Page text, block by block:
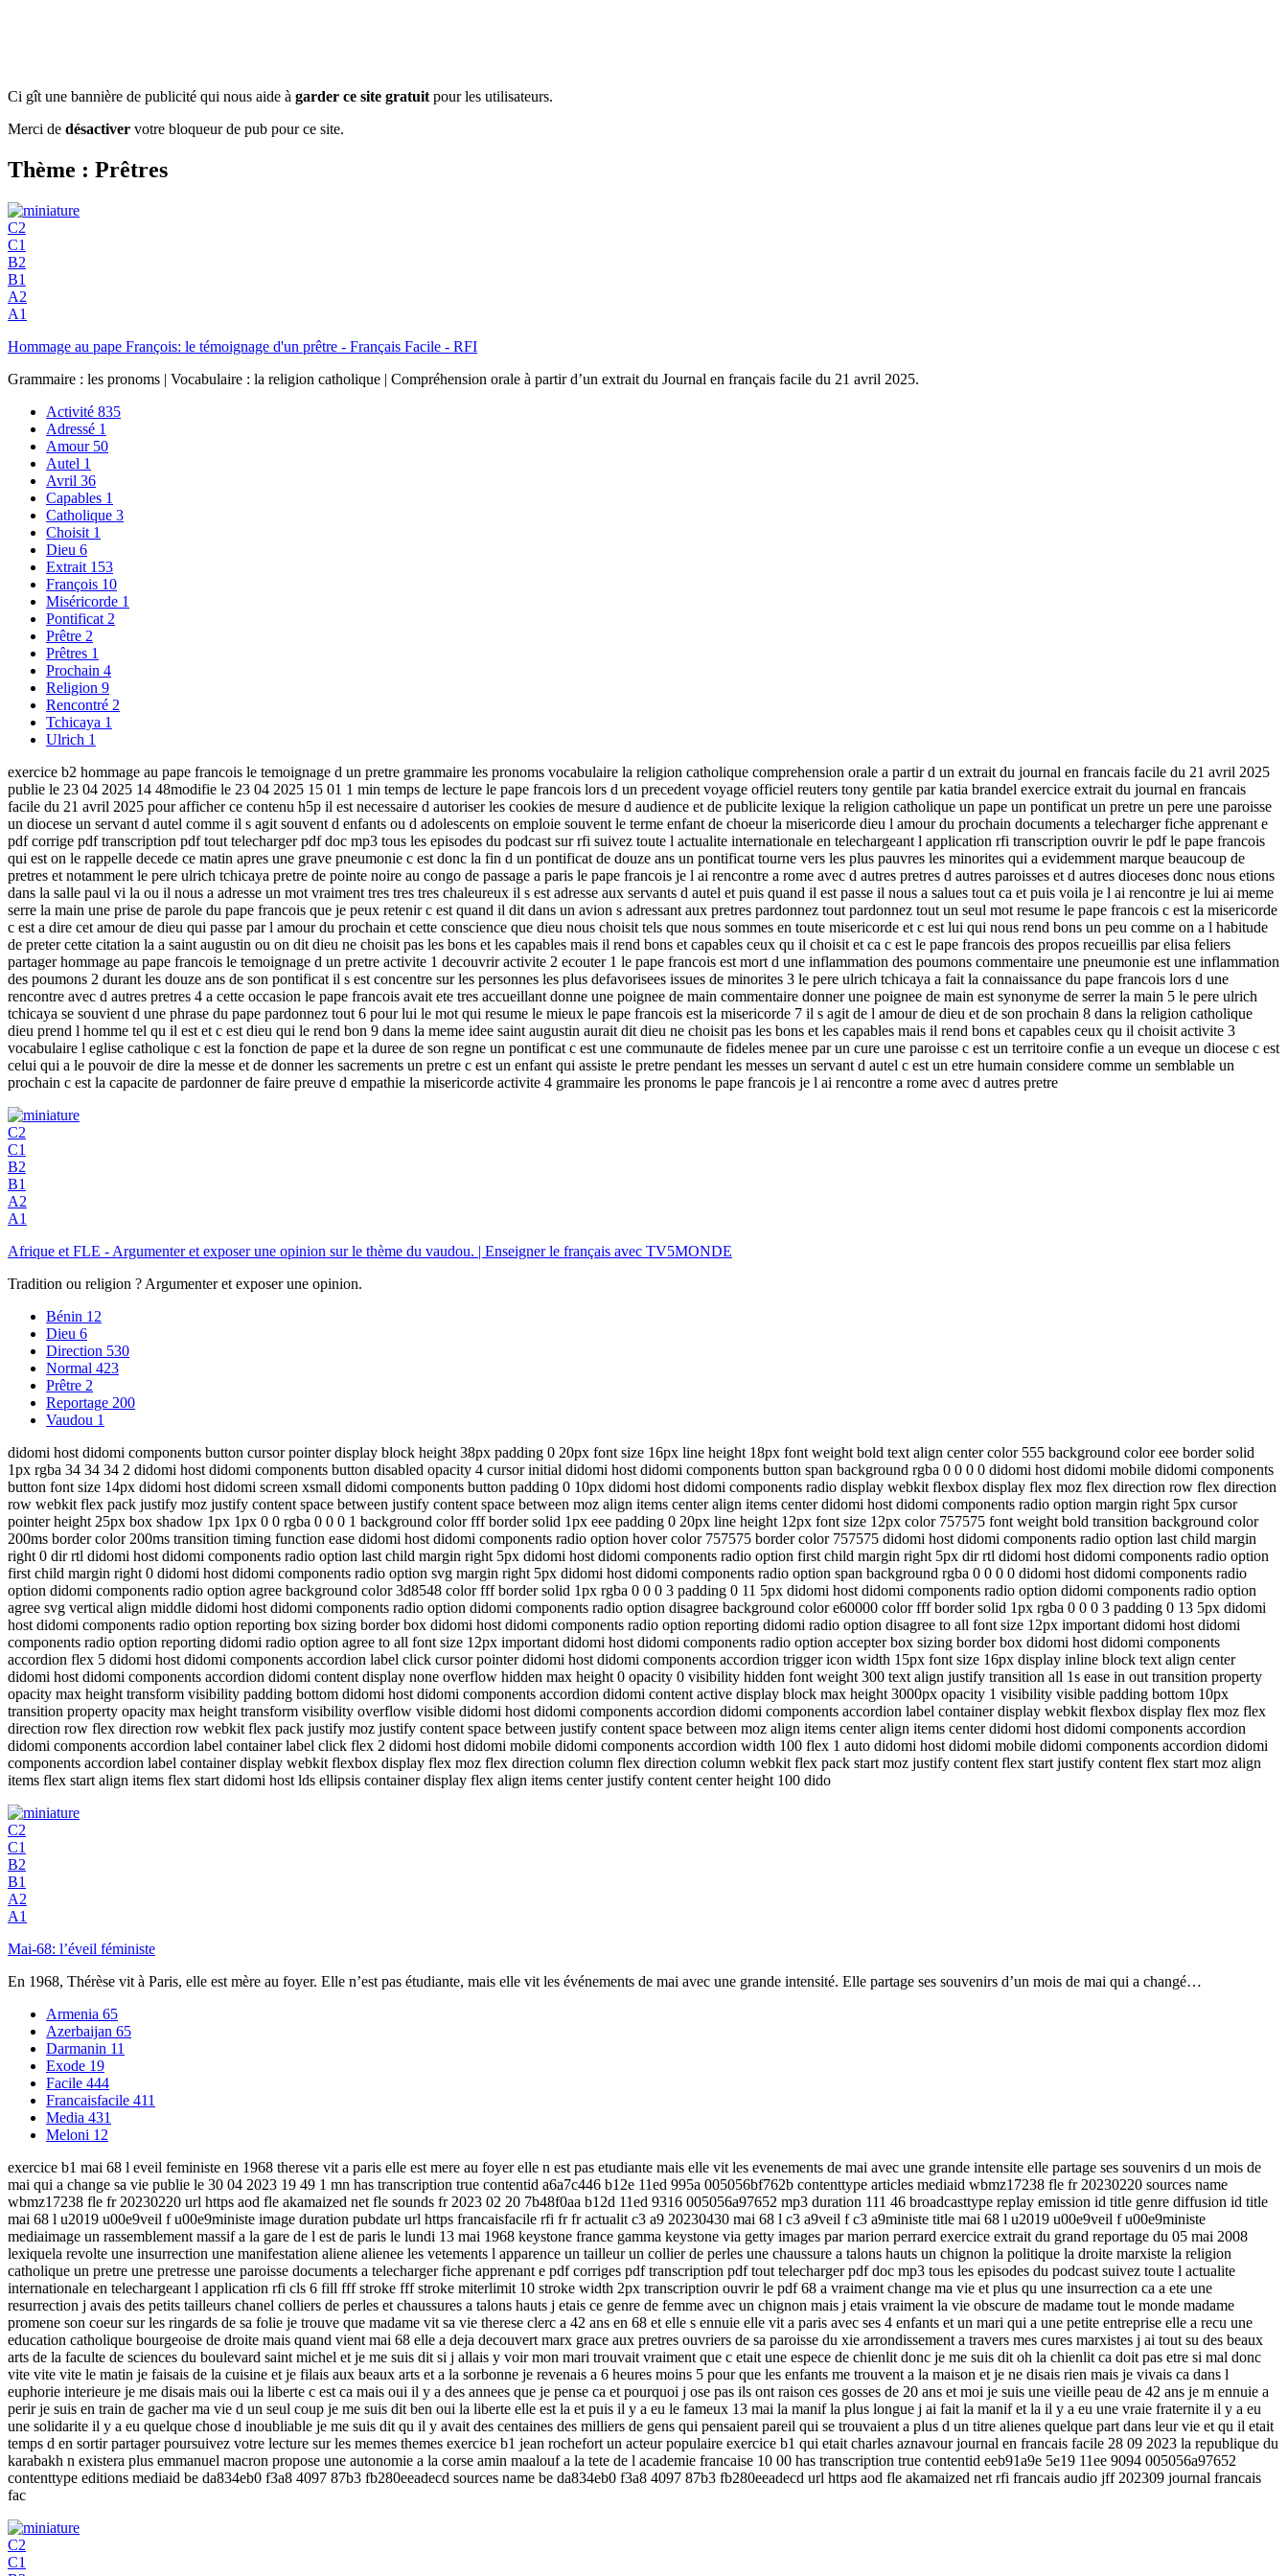
Ci gît une bannière de publicité qui nous aide à garder ce site gratuit pour les utilisateurs.
Merci de désactiver votre bloqueur de pub pour ce site.
Thème : Prêtres
C2
C1
B2
B1
A2
A1
Hommage au pape François: le témoignage d'un prêtre - Français Facile - RFI
Grammaire : les pronoms | Vocabulaire : la religion catholique | Compréhension orale à partir d’un extrait du Journal en français facile du 21 avril 2025.
Activité 835
Adressé 1
Amour 50
Autel 1
Avril 36
Capables 1
Catholique 3
Choisit 1
Dieu 6
Extrait 153
François 10
Miséricorde 1
Pontificat 2
Prêtre 2
Prêtres 1
Prochain 4
Religion 9
Rencontré 2
Tchicaya 1
Ulrich 1
exercice b2 hommage au pape francois le temoignage d un pretre grammaire les pronoms vocabulaire la religion catholique comprehension orale a partir d un extrait du journal en francais facile du 21 avril 2025
publie le 23 04 2025 14 48modifie le 23 04 2025 15 01 1 min temps de lecture le pape francois lors d un precedent voyage officiel reuters tony gentile par katia brandel exercice extrait du journal en francais
facile du 21 avril 2025 pour afficher ce contenu h5p il est necessaire d autoriser les cookies de mesure d audience et de publicite lexique la religion catholique un pape un pontificat un pretre un pere une paroisse
un diocese un servant d autel comme il s agit souvent d enfants ou d adolescents on emploie souvent le terme enfant de choeur la misericorde dieu l amour du prochain documents a telecharger fiche apprenant e
pdf corrige pdf transcription pdf tout telecharger pdf doc mp3 tous les episodes du podcast sur rfi suivez toute l actualite internationale en telechargeant l application rfi transcription ouvrir le pdf le pape francois
qui est on le rappelle decede ce matin apres une grave pneumonie c est donc la fin d un pontificat de douze ans un pontificat tourne vers les plus pauvres les minorites qui a evidemment marque beaucoup de
pretres et notamment le pere ulrich tchicaya pretre de pointe noire au congo de passage a paris le pape francois je l ai rencontre a rome avec d autres pretres d autres paroisses et d autres dioceses donc nous etions
dans la salle paul vi la ou il nous a adresse un mot vraiment tres tres tres chaleureux il s est adresse aux servants d autel et puis quand il est passe il nous a salues tout ca et puis voila je l ai rencontre je lui ai meme
serre la main une prise de parole du pape francois que je peux retenir c est quand il dit dans un avion s adressant aux pretres pardonnez tout pardonnez tout un seul mot resume le pape francois c est la misericorde
c est a dire cet amour de dieu qui passe par l amour du prochain et cette conscience que dieu nous choisit tels que nous sommes en toute misericorde et c est lui qui nous rend bons un peu comme on a l habitude
de preter cette citation la a saint augustin ou on dit dieu ne choisit pas les bons et les capables mais il rend bons et capables ceux qu il choisit et ca c est le pape francois des propos recueillis par elisa feliers
partager hommage au pape francois le temoignage d un pretre activite 1 decouvrir activite 2 ecouter 1 le pape francois est mort d une inflammation des poumons commentaire une pneumonie est une inflammation
des poumons 2 durant les douze ans de son pontificat il s est concentre sur les personnes les plus defavorisees issues de minorites 3 le pere ulrich tchicaya a fait la connaissance du pape francois lors d une
rencontre avec d autres pretres 4 a cette occasion le pape francois avait ete tres accueillant donne une poignee de main commentaire donner une poignee de main est synonyme de serrer la main 5 le pere ulrich
tchicaya se souvient d une phrase du pape pardonnez tout 6 pour lui le mot qui resume le mieux le pape francois est la misericorde 7 il s agit de l amour de dieu et de son prochain 8 dans la religion catholique
dieu prend l homme tel qu il est et c est dieu qui le rend bon 9 dans la meme idee saint augustin aurait dit dieu ne choisit pas les bons et les capables mais il rend bons et capables ceux qu il choisit activite 3
vocabulaire l eglise catholique c est la fonction de pape et la duree de son regne un pontificat c est une communaute de fideles menee par un cure une paroisse c est un territoire confie a un eveque un diocese c est
celui qui a le pouvoir de dire la messe et de donner les sacrements un pretre c est un enfant qui assiste le pretre pendant les messes un servant d autel c est un etre humain considere comme un semblable un
prochain c est la capacite de pardonner de faire preuve d empathie la misericorde activite 4 grammaire les pronoms le pape francois je l ai rencontre a rome avec d autres pretre
C2
C1
B2
B1
A2
A1
Afrique et FLE - Argumenter et exposer une opinion sur le thème du vaudou. | Enseigner le français avec TV5MONDE
Tradition ou religion ? Argumenter et exposer une opinion.
Bénin 12
Dieu 6
Direction 530
Normal 423
Prêtre 2
Reportage 200
Vaudou 1
didomi host didomi components button cursor pointer display block height 38px padding 0 20px font size 16px line height 18px font weight bold text align center color 555 background color eee border solid
1px rgba 34 34 34 2 didomi host didomi components button disabled opacity 4 cursor initial didomi host didomi components button span background rgba 0 0 0 0 didomi host didomi mobile didomi components
button font size 14px didomi host didomi screen xsmall didomi components button padding 0 10px didomi host didomi components radio display webkit flexbox display flex moz flex direction row flex direction
row webkit flex pack justify moz justify content space between justify content space between moz align items center align items center didomi host didomi components radio option margin right 5px cursor
pointer height 25px box shadow 1px 1px 0 0 rgba 0 0 0 1 background color fff border solid 1px eee padding 0 20px line height 12px font size 12px color 757575 font weight bold transition background color
200ms border color 200ms transition timing function ease didomi host didomi components radio option hover color 757575 border color 757575 didomi host didomi components radio option last child margin
right 0 dir rtl didomi host didomi components radio option last child margin right 5px didomi host didomi components radio option first child margin right 5px dir rtl didomi host didomi components radio option
first child margin right 0 didomi host didomi components radio option svg margin right 5px didomi host didomi components radio option span background rgba 0 0 0 0 didomi host didomi components radio
option didomi components radio option agree background color 3d8548 color fff border solid 1px rgba 0 0 0 3 padding 0 11 5px didomi host didomi components radio option didomi components radio option
agree svg vertical align middle didomi host didomi components radio option didomi components radio option disagree background color e60000 color fff border solid 1px rgba 0 0 0 3 padding 0 13 5px didomi
host didomi components radio option reporting box sizing border box didomi host didomi components radio option reporting didomi radio option disagree to all font size 12px important didomi host didomi
components radio option reporting didomi radio option agree to all font size 12px important didomi host didomi components radio option accepter box sizing border box didomi host didomi components
accordion flex 5 didomi host didomi components accordion label click cursor pointer didomi host didomi components accordion trigger icon width 15px font size 16px display inline block text align center
didomi host didomi components accordion didomi content display none overflow hidden max height 0 opacity 0 visibility hidden font weight 300 text align justify transition all 1s ease in out transition property
opacity max height transform visibility padding bottom didomi host didomi components accordion didomi content active display block max height 3000px opacity 1 visibility visible padding bottom 10px
transition property opacity max height transform visibility overflow visible didomi host didomi components accordion didomi components accordion label container display webkit flexbox display flex moz flex
direction row flex direction row webkit flex pack justify moz justify content space between justify content space between moz align items center align items center didomi host didomi components accordion
didomi components accordion label container label click flex 2 didomi host didomi mobile didomi components accordion width 100 flex 1 auto didomi host didomi mobile didomi components accordion didomi
components accordion label container display webkit flexbox display flex moz flex direction column flex direction column webkit flex pack start moz justify content flex start justify content flex start moz align
items flex start align items flex start didomi host lds ellipsis container display flex align items center justify content center height 100 dido
C2
C1
B2
B1
A2
A1
Mai-68: l’éveil féministe
En 1968, Thérèse vit à Paris, elle est mère au foyer. Elle n’est pas étudiante, mais elle vit les événements de mai avec une grande intensité. Elle partage ses souvenirs d’un mois de mai qui a changé…
Armenia 65
Azerbaijan 65
Darmanin 11
Exode 19
Facile 444
Francaisfacile 411
Media 431
Meloni 12
exercice b1 mai 68 l eveil feministe en 1968 therese vit a paris elle est mere au foyer elle n est pas etudiante mais elle vit les evenements de mai avec une grande intensite elle partage ses souvenirs d un mois de
mai qui a change sa vie publie le 30 04 2023 19 49 1 mn has transcription true contentid a6a7c446 b12e 11ed 995a 005056bf762b contenttype articles mediaid wbmz17238 fle fr 20230220 sources name
wbmz17238 fle fr 20230220 url https aod fle akamaized net fle sounds fr 2023 02 20 7b48f0aa b12d 11ed 9316 005056a97652 mp3 duration 111 46 broadcasttype replay emission id title genre diffusion id title
mai 68 l u2019 u00e9veil f u00e9ministe image duration pubdate url https francaisfacile rfi fr fr actualit c3 a9 20230430 mai 68 l c3 a9veil f c3 a9ministe title mai 68 l u2019 u00e9veil f u00e9ministe
mediaimage un rassemblement massif a la gare de l est de paris le lundi 13 mai 1968 keystone france gamma keystone via getty images par marion perrard exercice extrait du grand reportage du 05 mai 2008
lexiquela revolte une insurrection une manifestation aliene alienee les vetements l apparence un tailleur un collier de perles une chaussure a talons hauts un chignon la politique la droite marxiste la religion
catholique un pretre une pretresse une paroisse documents a telecharger fiche apprenant e pdf corriges pdf transcription pdf tout telecharger pdf doc mp3 tous les episodes du podcast suivez toute l actualite
internationale en telechargeant l application rfi cls 6 fill fff stroke fff stroke miterlimit 10 stroke width 2px transcription ouvrir le pdf 68 a vraiment change ma vie et plus qu une insurrection ca a ete une
resurrection j avais des petits tailleurs chanel colliers de perles et chaussures a talons hauts j etais ce genre de femme avec un chignon mais j etais vraiment la vie obscure de madame tout le monde madame
promene son coeur sur les ringards de sa folie je trouve que madame vit sa vie therese clerc a 42 ans en 68 et elle s ennuie elle vit a paris avec ses 4 enfants et un mari qui a une petite entreprise elle a recu une
education catholique bourgeoise de droite mais quand vient mai 68 elle a deja decouvert marx grace aux pretres ouvriers de sa paroisse du xie arrondissement a travers mes cures marxistes j ai tout su des beaux
arts de la faculte de sciences du boulevard saint michel et je me suis dit si j allais y voir mon mari trouvait vraiment que c etait une espece de chienlit donc je me suis dit oh la chienlit ca doit pas etre si mal donc
vite vite vite le matin je faisais de la cuisine et je filais aux beaux arts et a la sorbonne je revenais a 6 heures moins 5 pour que les enfants me trouvent a la maison et je ne disais rien mais je vivais ca dans l
euphorie interieure je me disais mais oui la liberte c est ca mais oui il y a des annees que je pense ca et pourquoi j ose pas ils ont raison ces gosses de 20 ans et moi je suis une vieille peau de 42 ans je m ennuie a
perir je suis en train de gacher ma vie d un seul coup je me suis dit ben oui la liberte elle est la et puis il y a eu le fameux 13 mai la manif la plus longue j ai fait la manif et la il y a eu une vraie fraternite il y a eu
une solidarite il y a eu quelque chose d inoubliable je me suis dit qu il y avait des centaines des milliers de gens qui pensaient pareil qui se trouvaient a plus d un titre alienes quelque part dans leur vie et qu il etait
temps d en sortir partager poursuivez votre lecture sur les memes themes exercice b1 jean rochefort un acteur populaire exercice b1 qui etait charles aznavour journal en francais facile 28 09 2023 la republique du
karabakh n existera plus emmanuel macron propose une autonomie a la corse amin maalouf a la tete de l academie francaise 10 00 has transcription true contentid eeb91a9e 5e19 11ee 9094 005056a97652
contenttype editions mediaid be da834eb0 f3a8 4097 87b3 fb280eeadecd sources name be da834eb0 f3a8 4097 87b3 fb280eeadecd url https aod fle akamaized net rfi francais audio jff 202309 journal francais
fac
C2
C1